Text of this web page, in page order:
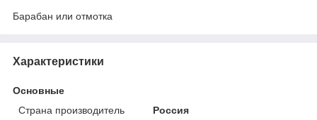
Барабан или отмотка
Характеристики
Основные
Страна производитель
Россия